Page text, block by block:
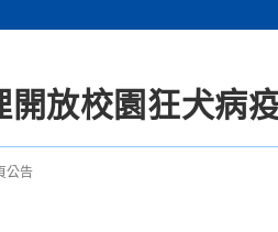
放校園狂犬病
公告